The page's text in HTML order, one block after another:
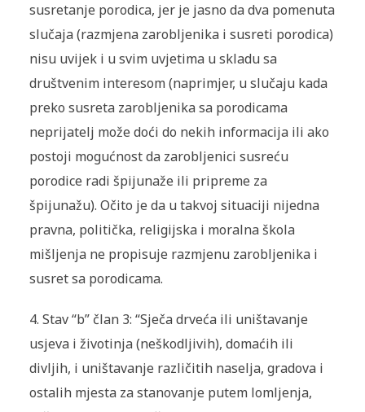
susretanje porodica, jer je jasno da dva pomenuta
slučaja (razmjena zarobljenika i susreti porodica)
nisu uvijek i u svim uvjetima u skladu sa
društvenim interesom (naprimjer, u slučaju kada
preko susreta zarobljenika sa porodicama
neprijatelj može doći do nekih informacija ili ako
postoji mogućnost da zarobljenici susreću
porodice radi špijunaže ili pripreme za
špijunažu). Očito je da u takvoj situaciji nijedna
pravna, politička, religijska i moralna škola
mišljenja ne propisuje razmjenu zarobljenika i
susret sa porodicama.
4. Stav “b” član 3: “Sječa drveća ili uništavanje
usjeva i životinja (neškodljivih), domaćih ili
divljih, i uništavanje različitih naselja, gradova i
ostalih mjesta za stanovanje putem lomljenja,